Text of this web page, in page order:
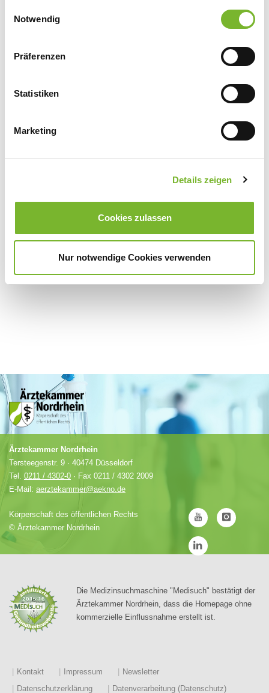
Datenschutzerklärung
Notwendig
Präferenzen
Statistiken
Marketing
Details zeigen
Cookies zulassen
Nur notwendige Cookies verwenden
Tel:
02841 107-12521
Mail:
tobias.tings@st-josef-moers.de
Ärztekammer Nordrhein
Tersteegenstr. 9 · 40474 Düsseldorf
Tel. 0211 / 4302-0 · Fax 0211 / 4302 2009
E-Mail: aerztekammer@aekno.de
Körperschaft des öffentlichen Rechts
© Ärztekammer Nordrhein
Die Medizinsuchmaschine "Medisuch" bestätigt der
Ärztekammer Nordrhein, dass die Homepage ohne
kommerzielle Einflussnahme erstellt ist.
Kontakt Impressum
Newsletter
Datenschutzerklärung
Datenverarbeitung (Datenschutz)